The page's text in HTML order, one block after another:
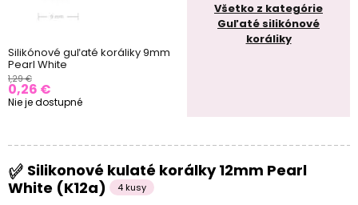
Silikónové guľaté koráliky 9mm
Pearl White
1,29 €
0,26 €
Nie je dostupné
Všetko z kategórie
Guľaté silikónové
koráliky
Silikonové kulaté korálky 12mm Pearl
White (K12a)
4 kusy